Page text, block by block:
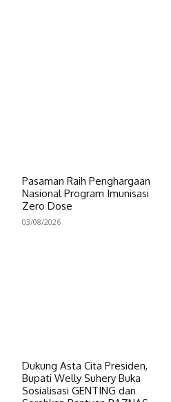
Pasaman Raih Penghargaan
Nasional Program Imunisasi
Zero Dose
03/08/2026
Dukung Asta Cita Presiden,
Bupati Welly Suhery Buka
Sosialisasi GENTING dan